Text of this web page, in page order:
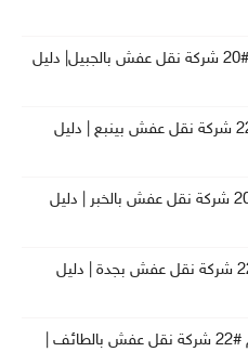
شركات نقل عفش الجبيل : أرقام #20 شركة نقل عفش بالجبيل| دليل
شركات نقل عفش ينبع : أرقام #22 شركة نقل عفش بينبع | دليل
شركات نقل عفش الخبر : أرقام #20 شركة نقل عفش بالخبر | دليل
شركات نقل عفش جدة : أرقام #22 شركة نقل عفش بجدة | دليل
شركات نقل عفش الطائف : أرقام #22 شركة نقل عفش بالطائف |